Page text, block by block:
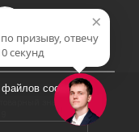
знак. Св-во
cookie на